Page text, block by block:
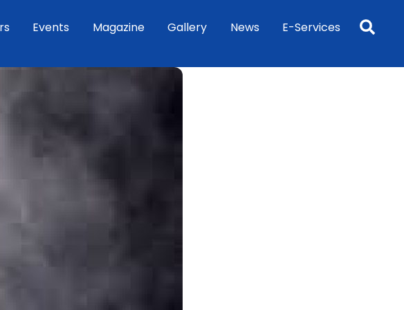
Events Magazine Gallery News E-Services